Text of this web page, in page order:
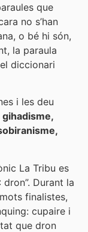
que
no s’han
o bé hi són,
la paraula
diccionari
i les deu
La Tribu es
Durant la
finalistes,
cupaire i
que dron